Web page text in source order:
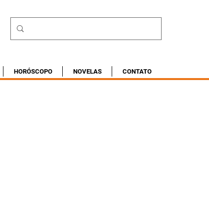
HORÓSCOPO NOVELAS CONTATO